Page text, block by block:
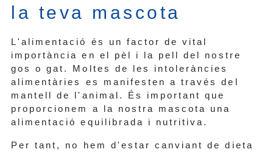
la teva mascota
L'alimentació és un factor de vital
importància en el pèl i la pell del nostre
gos o gat. Moltes de les intoleràncies
alimentàries es manifesten a través del
mantell de l'animal. És important que
proporcionem a la nostra mascota una
alimentació equilibrada i nutritiva.
Per tant, no hem d'estar canviant de dieta